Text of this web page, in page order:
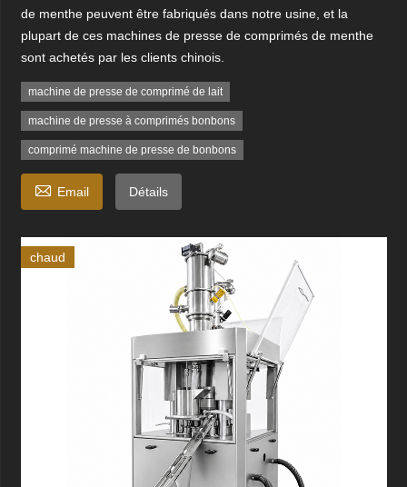
de menthe peuvent être fabriqués dans notre usine, et la
plupart de ces machines de presse de comprimés de menthe
sont achetés par les clients chinois.
machine de presse de comprimé de lait
machine de presse à comprimés bonbons
comprimé machine de presse de bonbons
 Email Détails
chaud